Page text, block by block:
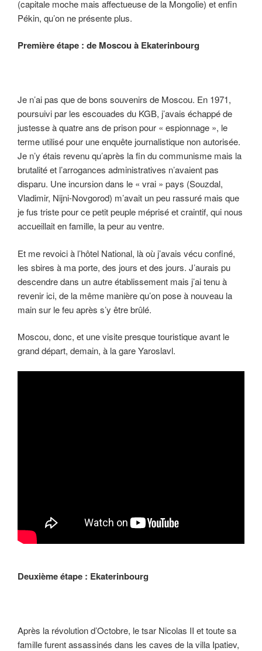
(capitale moche mais affectueuse de la Mongolie) et enfin
Pékin, qu’on ne présente plus.
Première étape : de Moscou à Ekaterinbourg
Je n’ai pas que de bons souvenirs de Moscou. En 1971,
poursuivi par les escouades du KGB, j’avais échappé de
justesse à quatre ans de prison pour « espionnage », le
terme utilisé pour une enquête journalistique non autorisée.
Je n’y étais revenu qu’après la fin du communisme mais la
brutalité et l’arrogances administratives n’avaient pas
disparu. Une incursion dans le « vrai » pays (Souzdal,
Vladimir, Nijni-Novgorod) m’avait un peu rassuré mais que
je fus triste pour ce petit peuple méprisé et craintif, qui nous
accueillait en famille, la peur au ventre.
Et me revoici à l’hôtel National, là où j’avais vécu confiné,
les sbires à ma porte, des jours et des jours. J’aurais pu
descendre dans un autre établissement mais j’ai tenu à
revenir ici, de la même manière qu’on pose à nouveau la
main sur le feu après s’y être brûlé.
Moscou, donc, et une visite presque touristique avant le
grand départ, demain, à la gare Yaroslavl.
Deuxième étape : Ekaterinbourg
Après la révolution d’Octobre, le tsar Nicolas II et toute sa
famille furent assassinés dans les caves de la villa Ipatiev,